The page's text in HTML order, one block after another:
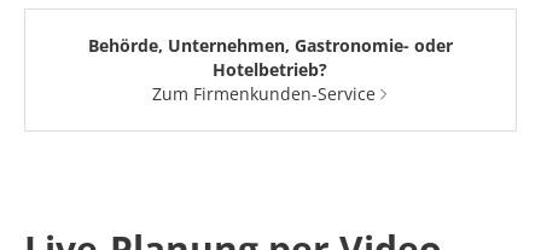
Behörde, Unternehmen, Gastronomie- oder
Hotelbetrieb?
Zum Firmenkunden-Service